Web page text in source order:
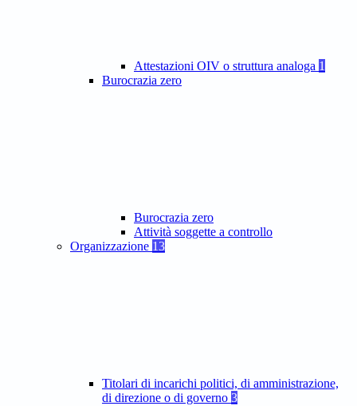
Attestazioni OIV o struttura analoga 1
Burocrazia zero
Burocrazia zero
Attività soggette a controllo
Organizzazione 13
Titolari di incarichi politici, di amministrazione,
di direzione o di governo 3